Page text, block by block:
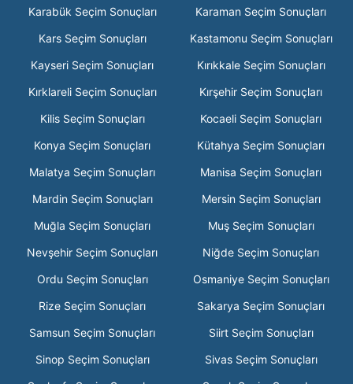
Karabük Seçim Sonuçları
Karaman Seçim Sonuçları
Kars Seçim Sonuçları
Kastamonu Seçim Sonuçları
Kayseri Seçim Sonuçları
Kırıkkale Seçim Sonuçları
Kırklareli Seçim Sonuçları
Kırşehir Seçim Sonuçları
Kilis Seçim Sonuçları
Kocaeli Seçim Sonuçları
Konya Seçim Sonuçları
Kütahya Seçim Sonuçları
Malatya Seçim Sonuçları
Manisa Seçim Sonuçları
Mardin Seçim Sonuçları
Mersin Seçim Sonuçları
Muğla Seçim Sonuçları
Muş Seçim Sonuçları
Nevşehir Seçim Sonuçları
Niğde Seçim Sonuçları
Ordu Seçim Sonuçları
Osmaniye Seçim Sonuçları
Rize Seçim Sonuçları
Sakarya Seçim Sonuçları
Samsun Seçim Sonuçları
Siirt Seçim Sonuçları
Sinop Seçim Sonuçları
Sivas Seçim Sonuçları